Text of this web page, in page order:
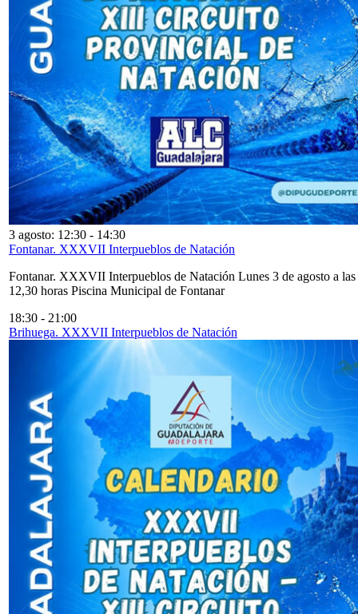
3 agosto: 12:30 - 14:30
Fontanar. XXXVII Interpueblos de Natación
Fontanar. XXXVII Interpueblos de Natación Lunes 3 de agosto a las
12,30 horas Piscina Municipal de Fontanar
18:30 - 21:00
Brihuega. XXXVII Interpueblos de Natación